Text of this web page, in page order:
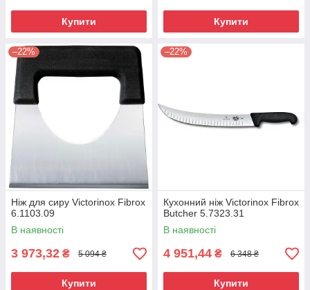
Купити Купити
–22%
Ніж для сиру Victorinox Fibrox
6.1103.09
В наявності
3 973,32 ₴ 5 094 ₴
Купити
–22%
Кухонний ніж Victorinox Fibrox
Butcher 5.7323.31
В наявності
4 951,44 ₴ 6 348 ₴
Купити